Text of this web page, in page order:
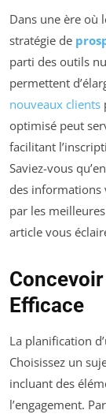
Dans une ère où
stratégie de
parti des outils
permettent
nouveaux clients
optimisé peut
facilitant
Saviez-vous
des informations
par les
article vous
Efficace
La planification
Choisissez un
incluant des
l’engagement.